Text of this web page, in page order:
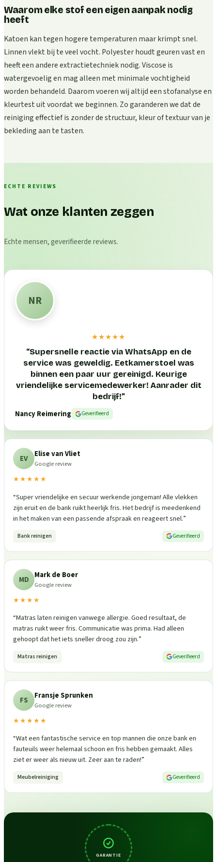
Waarom elke stof een eigen aanpak nodig
heeft
Katoen kan tegen hogere temperaturen maar krimpt snel.
Linnen vlekt bij te veel vocht. Polyester houdt geuren vast en
heeft een andere extractietechniek nodig. Viscose is
watergevoelig en mag alleen met minimale vochtigheid
worden behandeld. Daarom voeren wij altijd een stofanalyse en
kleurtest uit voordat we beginnen. Zo garanderen we dat de
reiniging effectief is zonder de structuur, kleur of textuur van je
bekleding aan te tasten.
ECHTE REVIEWS
Wat onze klanten zeggen
Echte mensen, geverifieerde reviews.
NR
★★★★★
“Supersnelle reactie via WhatsApp en de
service was geweldig. Eetkamerstoel was
binnen een paar uur gereinigd. Keurige
vriendelijke servicemedewerker! Aanrader dit
bedrijf!”
Nancy Reimering
Geverifieerd
EV Elise van Vliet
Google review
★★★★★
“Super vriendelijke en secuur werkende jongeman! Alle vlekken
zijn eruit en de bank ruikt heerlijk fris. Het bedrijf is meedenkend
in het maken van een passende afspraak en reageert snel.”
Bank reinigen Geverifieerd
MD Mark de Boer
Google review
★★★★
“Matras laten reinigen vanwege allergie. Goed resultaat, de
matras ruikt weer fris. Communicatie was prima. Had alleen
gehoopt dat het iets sneller droog zou zijn.”
Matras reinigen Geverifieerd
FS Fransje Sprunken
Google review
★★★★★
“Wat een fantastische service en top mannen die onze bank en
fauteuils weer helemaal schoon en fris hebben gemaakt. Alles
ziet er weer als nieuw uit. Zeer aan te raden!”
Meubelreiniging Geverifieerd
GARANTIE